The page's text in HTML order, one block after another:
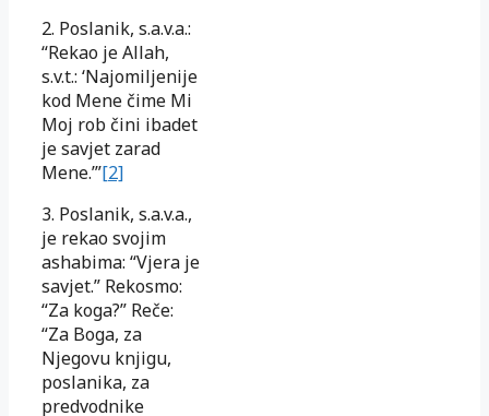
2. Poslanik, s.a.v.a.:
“Rekao je Allah,
s.v.t.: ‘Najomiljenije
kod Mene čime Mi
Moj rob čini ibadet
je savjet zarad
Mene.’”[2]
3. Poslanik, s.a.v.a.,
je rekao svojim
ashabima: “Vjera je
savjet.” Rekosmo:
“Za koga?” Reče:
“Za Boga, za
Njegovu knjigu,
poslanika, za
predvodnike